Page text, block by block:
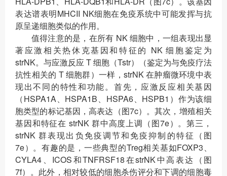
表达谱表明MHCII NK细胞在免疫系统中可能发挥与抗
原呈递细胞类似的作用。
值得注意的是，在所有 NK 细胞中，一组表现出显
著应激相关热休克基因和特征的 NK 细胞鉴定为
strNK。与应激反应 T 细胞（Tstr）（鉴定为与免疫疗法
抗性相关的 T 细胞群）一样，strNK 在肿瘤微环境中表
现出不同的特性和功能。首先，应激反应相关基因
（HSPA1A、HSPA1B、HSPA6、HSPB1）作为该细
胞类型的标记基因，高表达（图7c）。其次，增殖相关
基因和特征在 strNK 群中高度上调（图7e）。第三，
strNK 群表现出负免疫调节和免疫抑制的特征（图
7e）。有趣的是，一些典型的Treg相关基如FOXP3、
CYLA4、ICOS和TNFRSF18在strNK中高表达（图
7f）。此外，相对较低的细胞杀伤评分和下调的细胞毒